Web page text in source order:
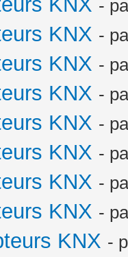
-
KNX -
KNX -
KNX -
KNX -
KNX -
KNX -
KNX -
KNX -